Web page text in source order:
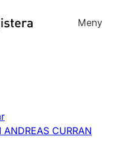
til
Meny
CURRAN